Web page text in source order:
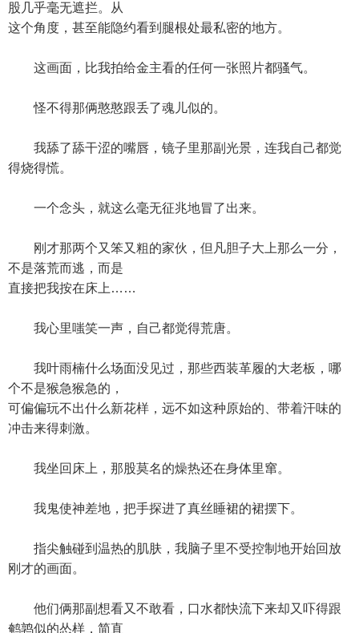
股几乎毫无遮拦。从
这个角度，甚至能隐约看到腿根处最私密的地方。
这画面，比我拍给金主看的任何一张照片都骚气。
怪不得那俩憨憨跟丢了魂儿似的。
我舔了舔干涩的嘴唇，镜子里那副光景，连我自己都觉
得烧得慌。
一个念头，就这么毫无征兆地冒了出来。
刚才那两个又笨又粗的家伙，但凡胆子大上那么一分，
不是落荒而逃，而是
直接把我按在床上……
我心里嗤笑一声，自己都觉得荒唐。
我叶雨楠什么场面没见过，那些西装革履的大老板，哪
个不是猴急猴急的，
可偏偏玩不出什么新花样，远不如这种原始的、带着汗味的
冲击来得刺激。
我坐回床上，那股莫名的燥热还在身体里窜。
我鬼使神差地，把手探进了真丝睡裙的裙摆下。
指尖触碰到温热的肌肤，我脑子里不受控制地开始回放
刚才的画面。
他们俩那副想看又不敢看，口水都快流下来却又吓得跟
鹌鹑似的怂样，简直